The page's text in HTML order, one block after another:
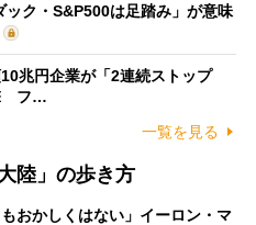
ック・S&P500は足踏み」が意味
兆円企業が「2連続ストップ
フ…
一覧を見る
陸」の歩き方
もおかしくはない」イーロン・マ